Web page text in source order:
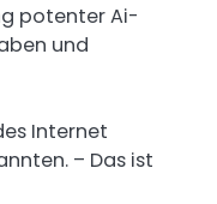
potenter Ai-
und
Internet
– Das ist